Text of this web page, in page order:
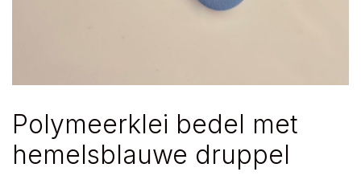
Polymeerklei bedel met
hemelsblauwe druppel